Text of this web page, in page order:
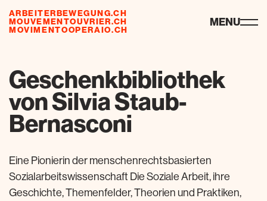
ARBEITERBEWEGUNG.CH
MOUVEMENTOUVRIER.CH
MOVIMENTOOPERAIO.CH
ressourcen MENU
Geschenkbibliothek
von Silvia Staub-
Bernasconi
Eine Pionierin der menschenrechtsbasierten
Sozialarbeitswissenschaft Die Soziale Arbeit, ihre
Geschichte, Themenfelder, Theorien und Praktiken,